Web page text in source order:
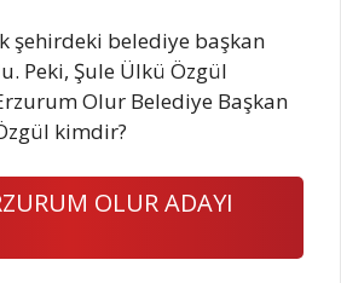
şehirdeki belediye başkan
Peki, Şule Ülkü Özgül
Olur Belediye Başkan
kimdir?
OLUR ADAYI